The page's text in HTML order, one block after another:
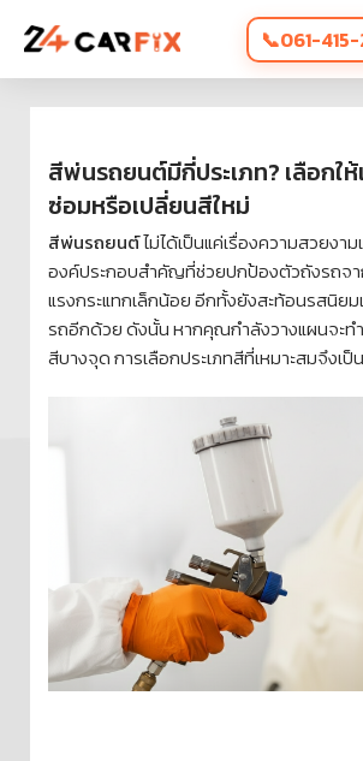
061-
สีพ่นรถยนต์มีกี่ประเภท? เลือกให้
ซ่อมหรือเปลี่ยนสีใหม่
สีพ่นรถยนต์ไม่ได้เป็นแค่เรื่องความสวยงา
องค์ประกอบสำคัญที่ช่วยปกป้องตัวถังรถจา
แรงกระแทกเล็กน้อย อีกทั้งยังสะท้อนรสนิย
รถอีกด้วย ดังนั้น หากคุณกำลังวางแผนจะท
สีบางจุด การเลือกประเภทสีที่เหมาะสมจึงเ